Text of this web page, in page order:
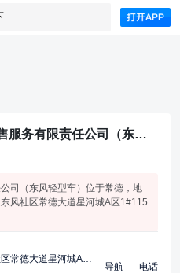
常德市东晟汽车销售服务有限责任公司（东风轻型车）
司（东风轻型车）位于常德，地
风社区常德大道星河城A区1#115
湖南省常德市武陵区南坪街道东风社区常德大道星河城A区1#115室
导航 电话